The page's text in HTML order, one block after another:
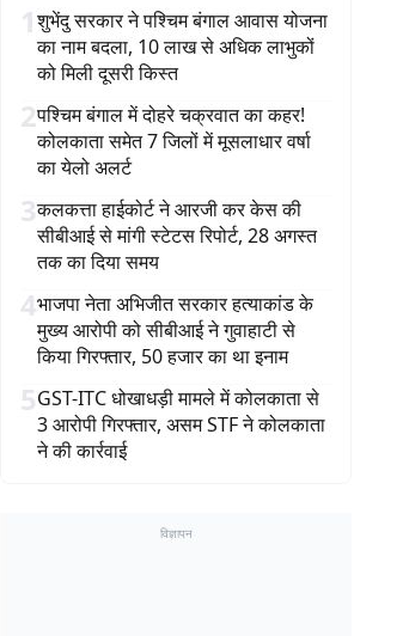
1शुभेंदु सरकार ने पश्चिम बंगाल आवास योजना
का नाम बदला, 10 लाख से अधिक लाभुकों
को मिली दूसरी किस्त
2पश्चिम बंगाल में दोहरे चक्रवात का कहर!
कोलकाता समेत 7 जिलों में मूसलाधार वर्षा
का येलो अलर्ट
3कलकत्ता हाईकोर्ट ने आरजी कर केस की
सीबीआई से मांगी स्टेटस रिपोर्ट, 28 अगस्त
तक का दिया समय
4भाजपा नेता अभिजीत सरकार हत्याकांड के
मुख्य आरोपी को सीबीआई ने गुवाहाटी से
किया गिरफ्तार, 50 हजार का था इनाम
5GST-ITC धोखाधड़ी मामले में कोलकाता से
3 आरोपी गिरफ्तार, असम STF ने कोलकाता
ने की कार्रवाई
विज्ञापन